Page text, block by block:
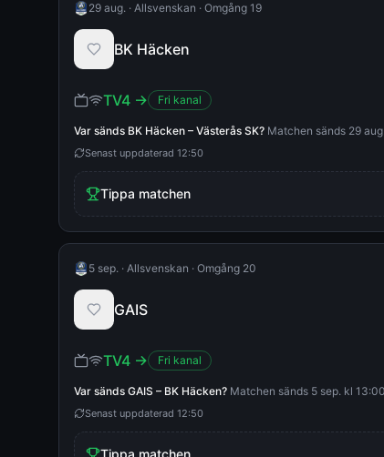
29 aug. · Allsvenskan · Omgång 19
BK Häcken
TV4 → Fri kanal
Var sänds BK Häcken – Västerås SK? Matchen sänds 29
Senast uppdaterad 12:50
Tippa matchen
5 sep. · Allsvenskan · Omgång 20
GAIS
TV4 → Fri kanal
Var sänds GAIS – BK Häcken? Matchen sänds 5 sep. kl
Senast uppdaterad 12:50
Tippa matchen